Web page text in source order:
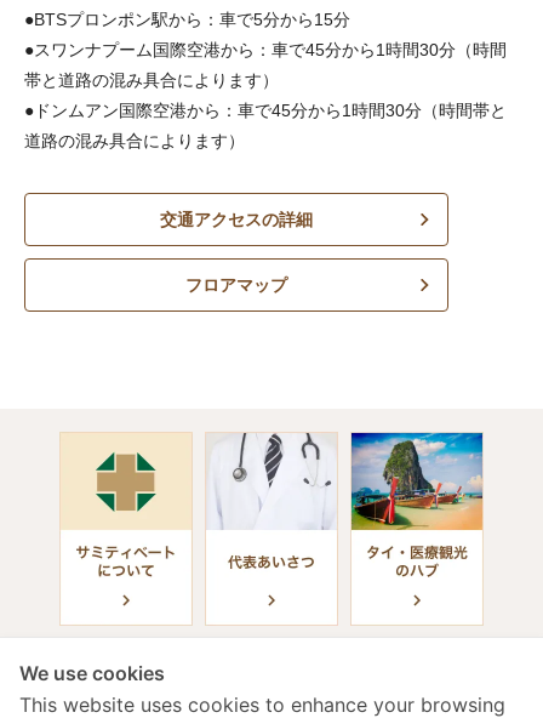
●BTSプロンポン駅から：車で5分から15分
●スワンナプーム国際空港から：車で45分から1時間30分（時間
帯と道路の混み具合によります）
●ドンムアン国際空港から：車で45分から1時間30分（時間帯と
道路の混み具合によります）
交通アクセスの詳細
フロアマップ
We use cookies
This website uses cookies to enhance your browsing